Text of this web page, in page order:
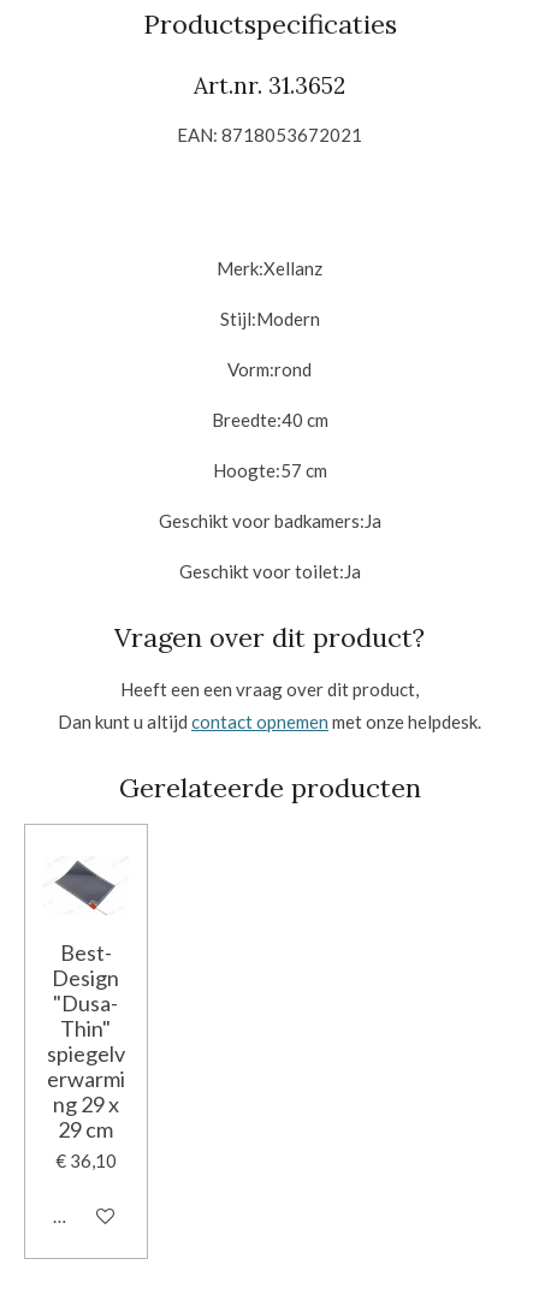
n
Productspecificaties
Art.nr. 31.3652
EAN: 8718053672021
Merk:Xellanz
Stijl:Modern
Vorm:rond
Breedte:40 cm
Hoogte:57 cm
Geschikt voor badkamers:Ja
Geschikt voor toilet:Ja
Vragen over dit product?
Heeft een een vraag over dit product,
Dan kunt u altijd contact opnemen met onze helpdesk.
Gerelateerde producten
Best-
Design
"Dusa-
Thin"
spiegelv
erwarmi
ng 29 x
29 cm
€ 36,10
In winkelwagen